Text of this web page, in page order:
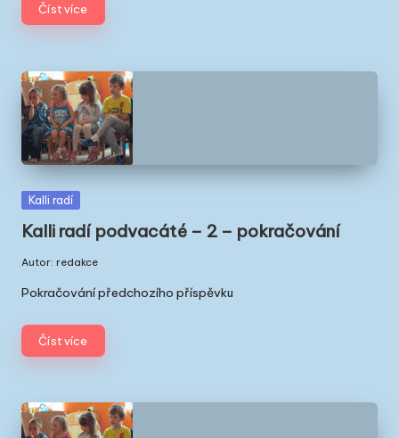
Číst více
Posted
Kalli radí
Kalli radí podvacáté – 2 – pokračování
Posted
by
Autor: redakce
Pokračování předchozího příspěvku
Číst více